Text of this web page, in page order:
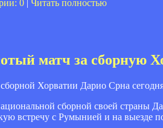
0 Читать полностью
матч за сборную
Хорватии Дарио Срна
сборной своей страны
встречу с Румынией и на выезде